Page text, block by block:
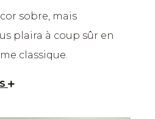
sobre, mais
plaira à coup sûr en
classique.